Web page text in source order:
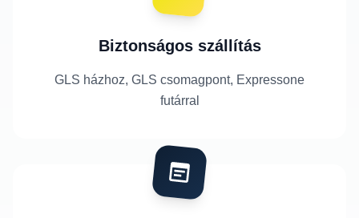
Biztonságos szállítás
GLS házhoz, GLS csomagpont, Expressone
futárral